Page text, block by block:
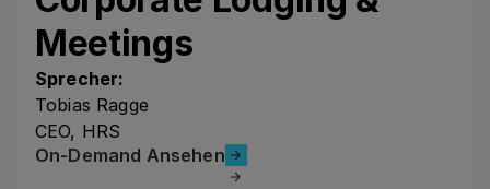
Meetings
Sprecher:
Tobias Ragge
CEO, HRS
On-Demand Ansehen
On-Demand Ansehen